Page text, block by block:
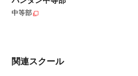
中等部
関連スクール